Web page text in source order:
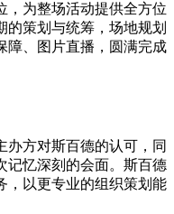
，为整场活动提供全方位
的策划与统筹，场地规划
障、图片直播，圆满完成
方对斯百德的认可，同
记忆深刻的会面。斯百德
，以更专业的组织策划能